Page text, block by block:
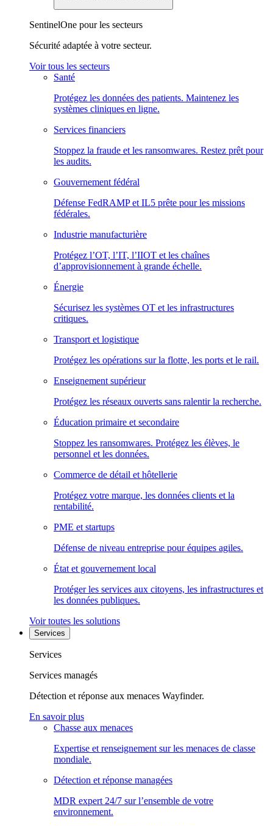
SentinelOne pour les secteurs
Sécurité adaptée à votre secteur.
Voir tous les secteurs
Santé
Protégez les données des patients. Maintenez les
systèmes cliniques en ligne.
Services financiers
Stoppez la fraude et les ransomwares. Restez prêt pour
les audits.
Gouvernement fédéral
Défense FedRAMP et IL5 prête pour les missions
fédérales.
Industrie manufacturière
Protégez l’OT, l’IT, l’IIOT et les chaînes
d’approvisionnement à grande échelle.
Énergie
Sécurisez les systèmes OT et les infrastructures
critiques.
Transport et logistique
Protégez les opérations sur la flotte, les ports et le rail.
Enseignement supérieur
Protégez les réseaux ouverts sans ralentir la recherche.
Éducation primaire et secondaire
Stoppez les ransomwares. Protégez les élèves, le
personnel et les données.
Commerce de détail et hôtellerie
Protégez votre marque, les données clients et la
rentabilité.
PME et startups
Défense de niveau entreprise pour équipes agiles.
État et gouvernement local
Protéger les services aux citoyens, les infrastructures et
les données publiques.
Voir toutes les solutions
Services
Services
Services managés
Détection et réponse aux menaces Wayfinder.
En savoir plus
Chasse aux menaces
Expertise et renseignement sur les menaces de classe
mondiale.
Détection et réponse managées
MDR expert 24/7 sur l’ensemble de votre
environnement.